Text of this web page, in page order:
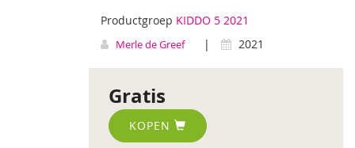
Productgroep KIDDO 5 2021
Merle de Greef | 2021
Gratis
KOPEN